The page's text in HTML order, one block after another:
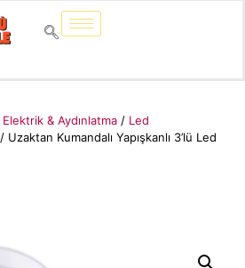
Elektrik & Aydınlatma / Led
/ Uzaktan Kumandalı Yapışkanlı 3’lü Led